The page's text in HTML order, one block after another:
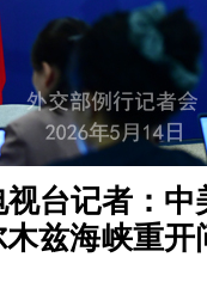
台记者：
木兹海峡重